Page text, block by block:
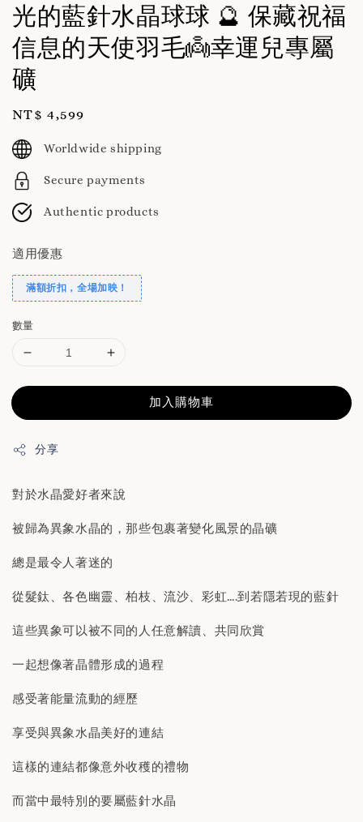
光的藍針水晶球球 🔮 保藏祝福
信息的天使羽毛👼幸運兒專屬
礦
Regular
price
NT$ 4,599
Worldwide shipping
Secure payments
Authentic products
適用優惠
滿額折扣，全場加映！
數量
加入購物車
分享
對於水晶愛好者來說
被歸為異象水晶的，那些包裹著變化風景的晶礦
總是最令人著迷的
從髮鈦、各色幽靈、柏枝、流沙、彩虹….到若隱若現的藍針
這些異象可以被不同的人任意解讀、共同欣賞
一起想像著晶體形成的過程
感受著能量流動的經歷
享受與異象水晶美好的連結
這樣的連結都像意外收穫的禮物
而當中最特別的要屬藍針水晶